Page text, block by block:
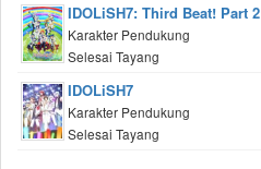
IDOLiSH7: Third Beat! Part 2
Karakter Pendukung
Selesai Tayang
IDOLiSH7
Karakter Pendukung
Selesai Tayang